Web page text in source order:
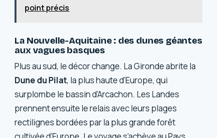
point précis
La Nouvelle-Aquitaine : des dunes géantes
aux vagues basques
Plus au sud, le décor change. La Gironde abrite la
Dune du Pilat, la plus haute d’Europe, qui
surplombe le bassin d’Arcachon. Les Landes
prennent ensuite le relais avec leurs plages
rectilignes bordées par la plus grande forêt